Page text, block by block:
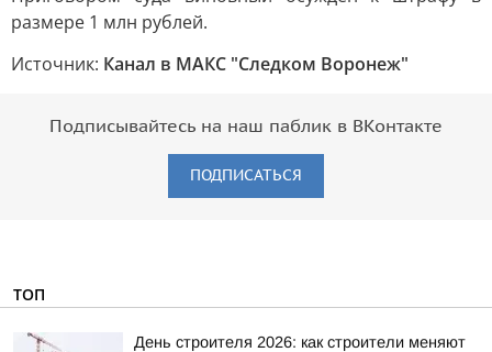
размере 1 млн рублей.
Источник: Канал в МАКС "Следком Воронеж"
Подписывайтесь на наш паблик в ВКонтакте
ПОДПИСАТЬСЯ
ТОП
День строителя 2026: как строители меняют